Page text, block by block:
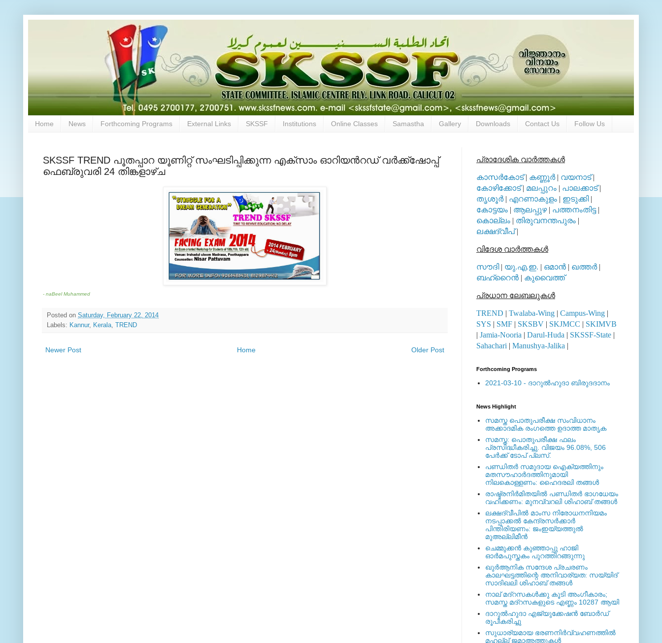
Home News Forthcoming Programs External Links SKSSF Institutions Online Classes Samastha Gallery Downloads Contact Us Follow Us
SKSSF TREND പൂതപ്പാറ യൂണിറ്റ് സംഘടിപ്പിക്കുന്ന എക്സാം ഓറിയന്‍റഡ് വര്‍ക്ക്ഷോപ്പ്
ഫെബ്രുവരി 24 തിങ്കളാഴ്ച
- naBeel Muhammed
Posted on Saturday, February 22, 2014
Labels: Kannur, Kerala TREND
Newer Post Older Post
Home
പ്രാദേശിക വാര്‍ത്തകള്‍
കാസര്‍കോട്| കണ്ണൂര്‍| വയനാട്|
കോഴിക്കോട്| മലപ്പുറം | പാലക്കാട്|
തൃശൂര്‍| എറണാകുളം | ഇടുക്കി|
കോട്ടയം | ആലപ്പുഴ| പത്തനംതിട്ട|
കൊല്ലം | തിരുവനന്തപുരം |
ലക്ഷദ്വീപ്|
വിദേശ വാര്‍ത്തകള്‍
സൗദി| യു.എ.ഇ. | ഒമാന്‍ | ഖത്തര്‍|
ബഹ്റൈന്‍ | കുവൈത്ത്
പ്രധാന ലേബലുകള്‍
TREND | Twalaba-Wing | Campus-Wing |
SYS | SMF | SKSBV | SKJMCC | SKIMVB
| Jamia-Nooria | Darul-Huda | SKSSF-State |
Sahachari | Manushya-Jalika |
Forthcoming Programs
2021-03-10 - ദാറുല്‍ഹുദാ ബിരുദദാനം
News Highlight
സമസ്ത പൊതുപരീക്ഷ സംവിധാനം
അക്കാദമിക രംഗത്തെ ഉദാത്ത മാതൃക
സമസ്ത: പൊതുപരീക്ഷ ഫലം
പ്രസിദ്ധീകരിച്ചു. വിജയം 96.08%, 506
പേര്‍ക്ക് ടോപ് പ്ലസ്.
പണ്ഡിതര്‍ സമുദായ ഐക്യത്തിനും
മതസൗഹാര്‍ദത്തിനുമായി
നിലകൊള്ളണം: ഹൈദരലി തങ്ങള്‍
രാഷ്ട്രനിര്‍മിതയില്‍ പണ്ഡിതര്‍ ഭാഗധേയം
വഹിക്കണം: മുനവ്വറലി ശിഹാബ് തങ്ങള്‍
ലക്ഷദ്വീപില്‍ മാംസ നിരോധനനിയമം
നടപ്പാക്കല്‍ കേന്ദ്രസര്‍ക്കാര്‍
പിന്തിരിയണം: ജംഇയ്യത്തുല്‍
മുഅല്ലിമീന്‍
ചെമ്മുക്കന്‍ കുഞ്ഞാപ്പു ഹാജി
ഓര്‍മപുസ്തകം പുറത്തിറങ്ങുന്നു
ഖുര്‍ആനിക സന്ദേശ പ്രചരണം
കാലഘട്ടത്തിന്റെ അനിവാര്യത: സയ്യിദ്
സാദിഖലി ശിഹാബ് തങ്ങള്‍
നാല് മദ്‌റസകള്‍ക്കു കൂടി അംഗീകാരം;
സമസ്ത മദ്‌റസകളുടെ എണ്ണം 10287 ആയി
ദാറുല്‍ഹുദാ എജ്യുക്കേഷന്‍ ബോര്‍ഡ്
രൂപീകരിച്ചു
സുധാര്യമായ ഭരണനിര്‍വ്വഹണത്തില്‍
മഹല്ല് ജമാഅത്തുകള്‍